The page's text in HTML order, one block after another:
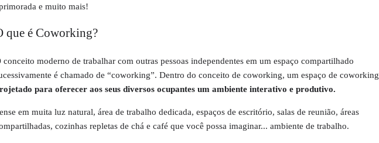
e muito mais!
que é Coworking?
conceito moderno de trabalhar com outras pessoas independentes em um espaço compartilhado
é chamado de “coworking”. Dentro do conceito de coworking, um espaço de coworking
para oferecer aos seus diversos ocupantes um ambiente interativo e produtivo.
em muita luz natural, área de trabalho dedicada, espaços de escritório, salas de reunião, áreas
cozinhas repletas de chá e café que você possa imaginar... ambiente de trabalho.